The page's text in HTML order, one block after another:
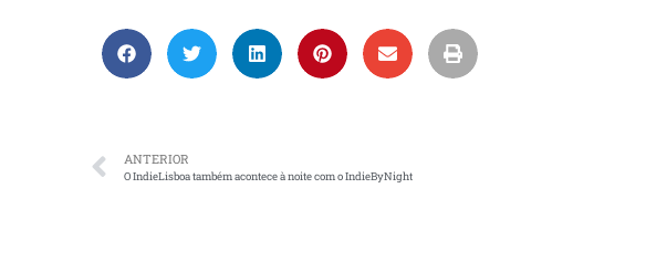
ANTERIOR
O IndieLisboa também acontece à noite com o IndieByNight